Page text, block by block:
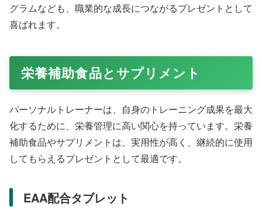
グラムなども、職業的な成長につながるプレゼントとして
喜ばれます。
栄養補助食品とサプリメント
パーソナルトレーナーは、自身のトレーニング成果を最大
化するために、栄養管理に高い関心を持っています。栄養
補助食品やサプリメントは、実用性が高く、継続的に使用
してもらえるプレゼントとして最適です。
EAA配合タブレット